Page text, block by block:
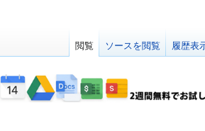
閲覧 ソースを閲覧 履歴表